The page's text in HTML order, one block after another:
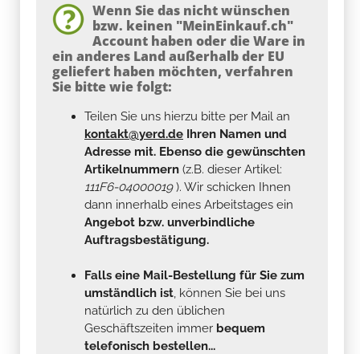
Wenn Sie das nicht wünschen
bzw. keinen "MeinEinkauf.ch"
Account haben oder die Ware in
ein anderes Land außerhalb der EU
geliefert haben möchten, verfahren
Sie bitte wie folgt:
Teilen Sie uns hierzu bitte per Mail an
kontakt@yerd.de Ihren Namen und
Adresse mit. Ebenso die gewünschten
Artikelnummern (z.B. dieser Artikel:
111F6-04000019). Wir schicken Ihnen
dann innerhalb eines Arbeitstages ein
Angebot bzw. unverbindliche
Auftragsbestätigung.
Falls eine Mail-Bestellung für Sie zum
umständlich ist, können Sie bei uns
natürlich zu den üblichen
Geschäftszeiten immer bequem
telefonisch bestellen...